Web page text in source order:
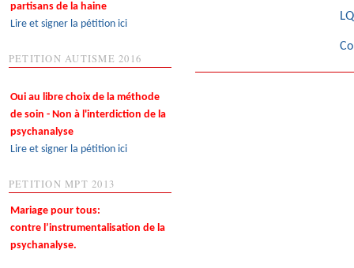
partisans de la haine
Lire et signer la pétition ici
PETITION AUTISME 2016
Oui au libre choix de la méthode
de soin - Non à l'interdiction de la
psychanalyse
Lire et signer la pétition ici
PETITION MPT 2013
Mariage pour tous:
contre l’instrumentalisation de la
psychanalyse.